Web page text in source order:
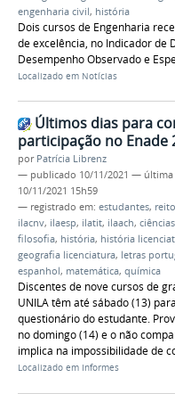
engenharia civil, história
Dois cursos de Engenharia
de excelência, no Indicador de
Desempenho Observado e
Localizado em Notícias
Últimos dias para
participação no Enade
por Patrícia Librenz
— publicado 10/11/2021 — última
10/11/2021 15h59
— registrado em: estudantes,
ilacnv, ilaesp, ilatit, ilaach,
filosofia, história, história
geografia licenciatura, letras
espanhol, matemática, química
Discentes de nove cursos de
UNILA têm até sábado (13)
questionário do estudante.
no domingo (14) e o não
implica na impossibilidade de
Localizado em Informes